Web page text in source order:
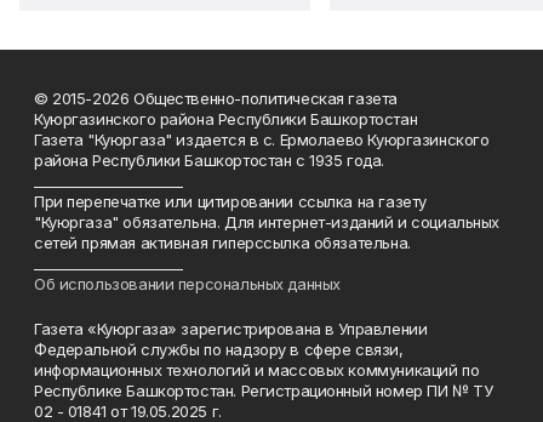
© 2015-2026 Общественно-политическая газета
Куюргазинского района Республики Башкортостан
Газета "Куюргаза" издается в с. Ермолаево Куюргазинского
района Республики Башкортостан с 1935 года.
При перепечатке или цитировании ссылка на газету
"Куюргаза" обязательна. Для интернет-изданий и социальных
сетей прямая активная гиперссылка обязательна.
Об использовании персональных данных
Газета «Куюргаза» зарегистрирована в Управлении
Федеральной службы по надзору в сфере связи,
информационных технологий и массовых коммуникаций по
Республике Башкортостан. Регистрационный номер ПИ № ТУ
02 - 01841 от 19.05.2025 г.